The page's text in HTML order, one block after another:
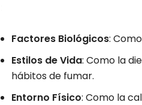
Factores Biológicos:
Estilos de Vida: Como la
hábitos de fumar.
Entorno Físico: Como la